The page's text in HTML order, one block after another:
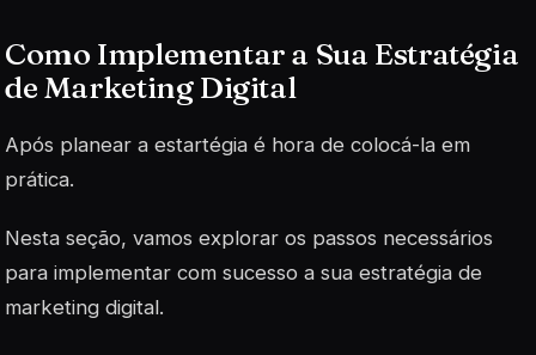
Como Implementar a Sua Estratégia
de Marketing Digital
Após planear a estartégia é hora de colocá-la em
prática.
Nesta seção, vamos explorar os passos necessários
para implementar com sucesso a sua estratégia de
marketing digital.